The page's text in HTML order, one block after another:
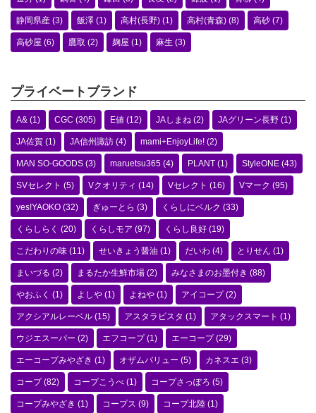
静岡県産 (3) 飯澤 (1) 高村(長野) (1) 高村(青森) (8) 高砂 (7)
高砂屋 (6) 鷹取 (2) 麹屋 (1) 麻生 (3)
プライベートブランド
A& (1) CGC (305) E値 (12) JAしまね (2) JAグリーン長野 (1)
JA佐賀 (1) JA信州諏訪 (4) mami+EnjoyLife! (2)
MAN SO-GOODS (3) maruetsu365 (4) PLANT (1) StyleONE (43)
SVセレクト (5) Vクオリティ (14) Vセレクト (16) Vマーク (95)
yes!YAOKO (32) ぎゅーとら (3) くらしにベルク (33)
くらしらく (20) くらしモア (97) くらし良好 (19)
こだわりの味 (11) せいきょう醤油 (1) だいわ (4) とりせん (1)
まいづる (2) まるたか生鮮市場 (2) みなさまのお墨付き (88)
やおふく (1) よしや (1) よねや (1) アイコープ(2)
アクシアルレーベル (15) アスタラビスタ (1) アタックスマート (1)
ウジエスーパー (2) エフコープ(1) エーコープ(29)
エーコープみやざき (1) オザムバリュー (5) カネスエ (3)
コープ(82) コープこうべ (1) コープさっぽろ (5)
コープみやざき (1) コープス (9) コープ北陸 (1)